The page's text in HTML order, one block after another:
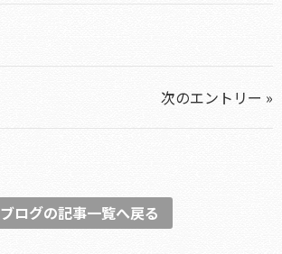
次のエントリー »
ブログの記事一覧へ戻る